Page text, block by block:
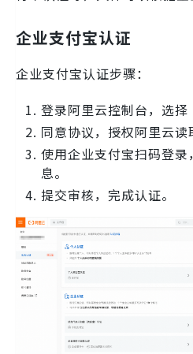
企业支付宝认证
企业支付宝认证步骤：
登录阿里云控制台，选
同意协议，授权阿里云读
使用企业支付宝扫码登
息。
提交审核，完成认证。